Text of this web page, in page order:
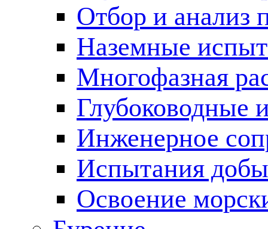
Отбор и анализ
Наземные
Многофазная
Глубоководные
Инженерное
Испытания
Освоение